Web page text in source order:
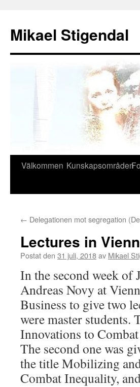
innehåll
Mikael Stigendal
Välkommen Kunskapsområden
← Delegationen mot segregation
Lectures in
Postat den 31 juli, 2018av Mikael
In the second week of
Andreas Novy at
Business to give two
were master
Innovations to
The second one was
the title Mobilizing
Combat Inequality,